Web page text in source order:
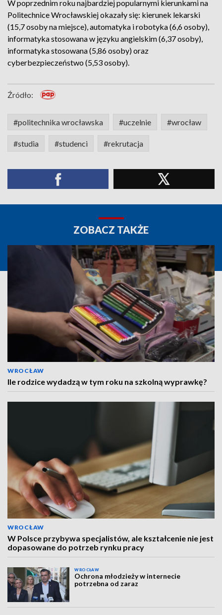
W poprzednim roku najbardziej popularnymi kierunkami na
Politechnice Wrocławskiej okazały się: kierunek lekarski
(15,7 osoby na miejsce), automatyka i robotyka (6,6 osoby),
informatyka stosowana w języku angielskim (6,37 osoby),
informatyka stosowana (5,86 osoby) oraz
cyberbezpieczeństwo (5,53 osoby).
Źródło:
#politechnika wrocławska #uczelnie #wrocław
#studia #studenci #rekrutacja
ZOBACZ TAKŻE
WROCŁAW
Ile rodzice wydadzą w tym roku na szkolną wyprawkę?
WROCŁAW
W Polsce przybywa specjalistów, ale kształcenie nie jest
dopasowane do potrzeb rynku pracy
WROCŁAW
Ochrona młodzieży w internecie
potrzebna od zaraz